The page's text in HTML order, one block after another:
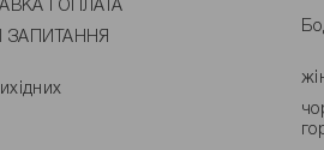
І ОПЛАТА
ЗАПИТАННЯ